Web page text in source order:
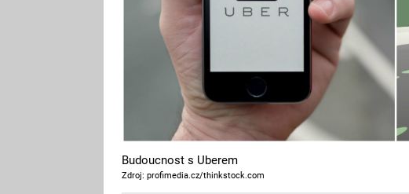
Budoucnost s Uberem
Zdroj: profimedia.cz/thinkstock.com